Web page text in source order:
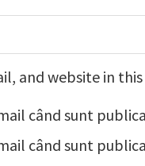
and website in
când sunt
când sunt